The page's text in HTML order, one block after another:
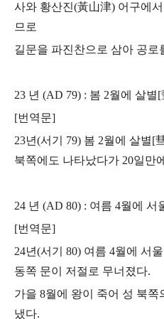
사와 황산진(黃山津) 어구에
므로
길문을 파진찬으로 삼아 공로
23 년 (AD 79) : 봄 2월에 살
[번역문]
23년(서기 79) 봄 2월에 살별[
북쪽에도 나타났다가 20일만
24 년 (AD 80) : 여름 4월에 서
[번역문]
24년(서기 80) 여름 4월에 서
동쪽 문이 저절로 무너졌다.
가을 8월에 왕이 죽어 성 북쪽
냈다.